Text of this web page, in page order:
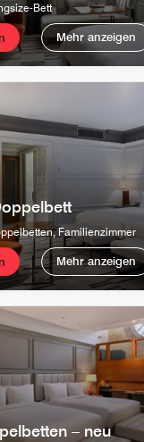
Bett
Mehr anzeigen
Familienzimmer
Mehr anzeigen
– neu